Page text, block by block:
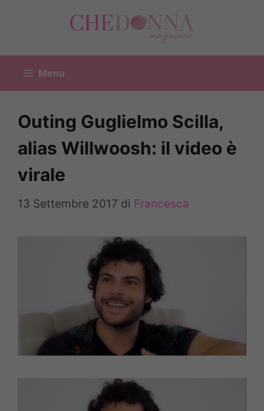
Menu
Outing Guglielmo Scilla,
alias Willwoosh: il video è
virale
13 Settembre 2017 di Francesca